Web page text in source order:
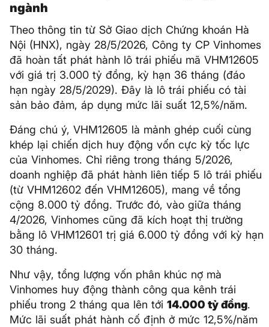
ngành
Theo thông tin từ Sở Giao dịch Chứng khoán Hà
Nội (HNX), ngày 28/5/2026, Công ty CP Vinhomes
đã hoàn tất phát hành lô trái phiếu mã VHM12605
với giá trị 3.000 tỷ đồng, kỳ hạn 36 tháng (đáo
hạn ngày 28/5/2029). Đây là lô trái phiếu có tài
sản bảo đảm, áp dụng mức lãi suất 12,5%/năm.
Đáng chú ý, VHM12605 là mảnh ghép cuối cùng
khép lại chiến dịch huy động vốn cực kỳ tốc lực
của Vinhomes. Chỉ riêng trong tháng 5/2026,
doanh nghiệp đã phát hành liên tiếp 5 lô trái phiếu
(từ VHM12602 đến VHM12605), mang về tổng
cộng 8.000 tỷ đồng. Trước đó, vào giữa tháng
4/2026, Vinhomes cũng đã kích hoạt thị trường
bằng lô VHM12601 trị giá 6.000 tỷ đồng với kỳ hạn
30 tháng.
Như vậy, tổng lượng vốn phân khúc nợ mà
Vinhomes huy động thành công qua kênh trái
phiếu trong 2 tháng qua lên tới 14.000 tỷ đồng.
Mức lãi suất phát hành cố định ở mức 12,5%/năm